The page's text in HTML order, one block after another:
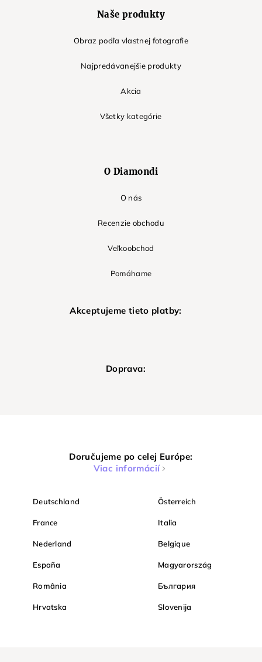
Naše produkty
Obraz podľa vlastnej fotografie
Najpredávanejšie produkty
Akcia
Všetky kategórie
O Diamondi
O nás
Recenzie obchodu
Veľkoobchod
Pomáhame
Akceptujeme tieto platby:
Doprava:
Doručujeme po celej Európe:
Viac informácií
Deutschland Österreich
France Italia
Nederland Belgique
España Magyarország
România България
Hrvatska Slovenija